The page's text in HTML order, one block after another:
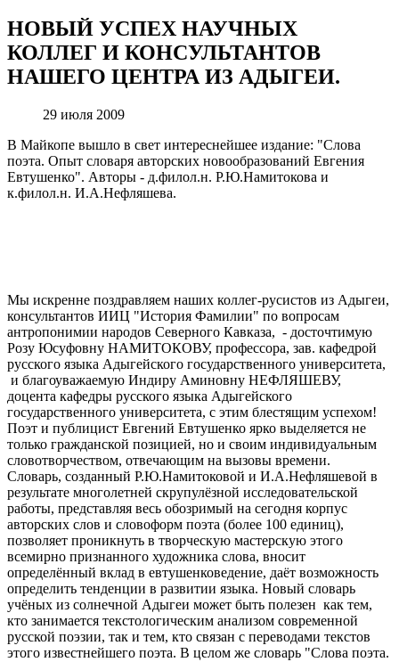
НОВЫЙ УСПЕХ НАУЧНЫХ
КОЛЛЕГ И КОНСУЛЬТАНТОВ
НАШЕГО ЦЕНТРА ИЗ АДЫГЕИ.
29 июля 2009
В Майкопе вышло в свет интереснейшее издание: "Слова
поэта. Опыт словаря авторских новообразований Евгения
Евтушенко". Авторы - д.филол.н. Р.Ю.Намитокова и
к.филол.н. И.А.Нефляшева.
Мы искренне поздравляем наших коллег-русистов из Адыгеи,
консультантов ИИЦ "История Фамилии" по вопросам
антропонимии народов Северного Кавказа, - досточтимую
Розу Юсуфовну НАМИТОКОВУ, профессора, зав. кафедрой
русского языка Адыгейского государственного университета,
и благоуважаемую Индиру Аминовну НЕФЛЯШЕВУ,
доцента кафедры русского языка Адыгейского
государственного университета, с этим блестящим успехом!
Поэт и публицист Евгений Евтушенко ярко выделяется не
только гражданской позицией, но и своим индивидуальным
словотворчеством, отвечающим на вызовы времени.
Словарь, созданный Р.Ю.Намитоковой и И.А.Нефляшевой в
результате многолетней скрупулёзной исследовательской
работы, представляя весь обозримый на сегодня корпус
авторских слов и словоформ поэта (более 100 единиц),
позволяет проникнуть в творческую мастерскую этого
всемирно признанного художника слова, вносит
определённый вклад в евтушенковедение, даёт возможность
определить тенденции в развитии языка. Новый словарь
учёных из солнечной Адыгеи может быть полезен как тем,
кто занимается текстологическим анализом современной
русской поэзии, так и тем, кто связан с переводами текстов
этого известнейшего поэта. В целом же словарь "Слова поэта.